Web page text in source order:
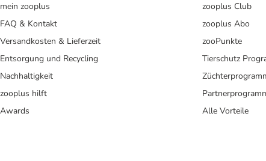
mein zooplus
FAQ & Kontakt
Versandkosten & Lieferzeit
Entsorgung und Recycling
Nachhaltigkeit
zooplus hilft
Awards
zooplus Club
zooplus Abo
zooPunkte
Tierschutz
Alle Vorteile